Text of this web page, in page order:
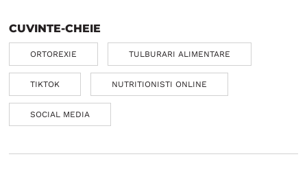
CUVINTE-CHEIE
ORTOREXIE TULBURARI ALIMENTARE
TIKTOK NUTRITIONISTI ONLINE
SOCIAL MEDIA